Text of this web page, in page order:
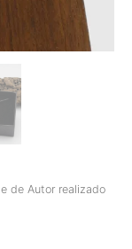
de Autor realizado